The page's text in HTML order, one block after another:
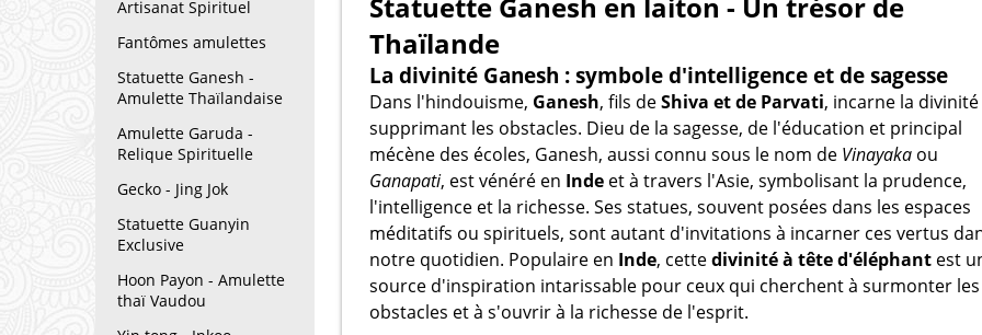
Artisanat Spirituel
Fantômes amulettes
Statuette Ganesh -
Amulette Thaïlandaise
Amulette Garuda -
Relique Spirituelle
Gecko - Jing Jok
Statuette Guanyin
Exclusive
Hoon Payon - Amulette
thaï Vaudou
Thaïlande
La divinité Ganesh : symbole d'intelligence et de sagesse
Dans l'hindouisme, Ganesh, fils deShiva et de Parvati, incarne la divinité
supprimant les obstacles. Dieu de la sagesse, de l'éducation et principal
mécène des écoles, Ganesh, aussi connu sous le nom de Vinayaka ou
Ganapati, est vénéré en Inde et à travers l'Asie, symbolisant la prudence,
l'intelligence et la richesse. Ses statues, souvent posées dans les espaces
méditatifs ou spirituels, sont autant d'invitations à incarner ces vertus
notre quotidien. Populaire en Inde, cettedivinité à tête d'éléphant est
source d'inspiration intarissable pour ceux qui cherchent à surmonter les
obstacles et à s'ouvrir à la richesse de l'esprit.